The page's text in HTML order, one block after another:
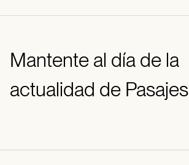
Mantente al día de la
actualidad de Pasajes